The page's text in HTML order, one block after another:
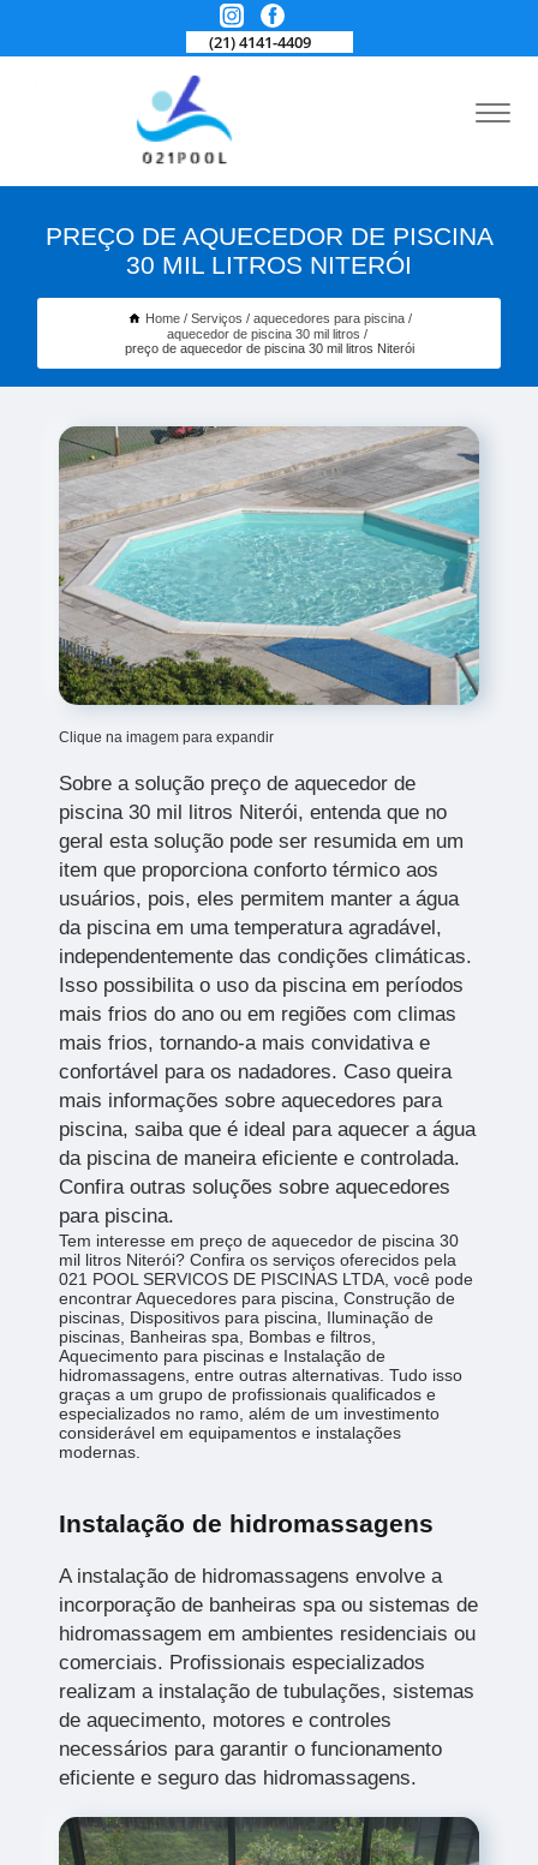
(21) 4141-4409
PREÇO DE AQUECEDOR DE PISCINA
30 MIL LITROS NITERÓI
Home Serviços
aquecedores para piscina
aquecedor de piscina 30 mil litros
preço de aquecedor de piscina 30 mil litros Niterói
Clique na imagem para expandir
Sobre a solução preço de aquecedor de
piscina 30 mil litros Niterói, entenda que no
geral esta solução pode ser resumida em um
item que proporciona conforto térmico aos
usuários, pois, eles permitem manter a água
da piscina em uma temperatura agradável,
independentemente das condições climáticas.
Isso possibilita o uso da piscina em períodos
mais frios do ano ou em regiões com climas
mais frios, tornando-a mais convidativa e
confortável para os nadadores. Caso queira
mais informações sobre aquecedores para
piscina, saiba que é ideal para aquecer a água
da piscina de maneira eficiente e controlada.
Confira outras soluções sobre aquecedores
para piscina.
Tem interesse em preço de aquecedor de piscina 30
mil litros Niterói? Confira os serviços oferecidos pela
021 POOL SERVICOS DE PISCINAS LTDA, você pode
encontrar Aquecedores para piscina, Construção de
piscinas, Dispositivos para piscina, Iluminação de
piscinas, Banheiras spa, Bombas e filtros,
Aquecimento para piscinas e Instalação de
hidromassagens, entre outras alternativas. Tudo isso
graças a um grupo de profissionais qualificados e
especializados no ramo, além de um investimento
considerável em equipamentos e instalações
modernas.
Instalação de hidromassagens
A instalação de hidromassagens envolve a
incorporação de banheiras spa ou sistemas de
hidromassagem em ambientes residenciais ou
comerciais. Profissionais especializados
realizam a instalação de tubulações, sistemas
de aquecimento, motores e controles
necessários para garantir o funcionamento
eficiente e seguro das hidromassagens.